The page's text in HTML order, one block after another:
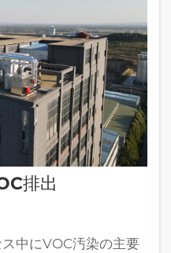
排出
中にVOC汚染の主要